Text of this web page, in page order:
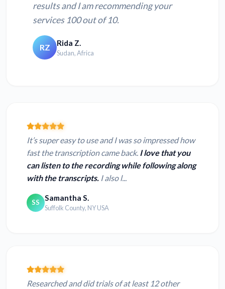
results and I am recommending your
services 100 out of 10.
RZ Rida Z.
Sudan, Africa
It’s super easy to use and I was so impressed how
fast the transcription came back. I love that you
can listen to the recording while following along
with the transcripts. I also l...
SS Samantha S.
Suffolk County, NY USA
Researched and did trials of at least 12 other